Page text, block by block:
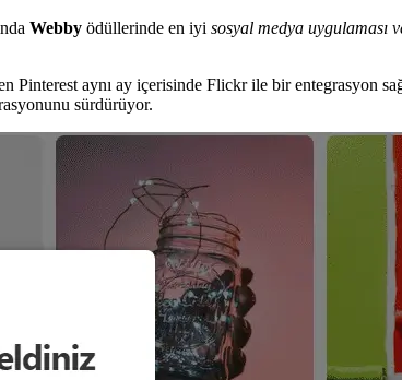
Webby ödüllerinde en iyi sosyal medya uygulaması
aynı ay içerisinde Flickr ile bir entegrasyon
sürdürüyor.